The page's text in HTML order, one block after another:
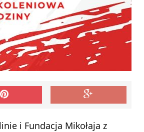
i Fundacja Mikołaja z